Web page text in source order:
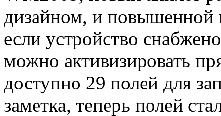
дизайном, и повышенной
если устройство
можно активизировать
доступно 29 полей для
заметка, теперь полей